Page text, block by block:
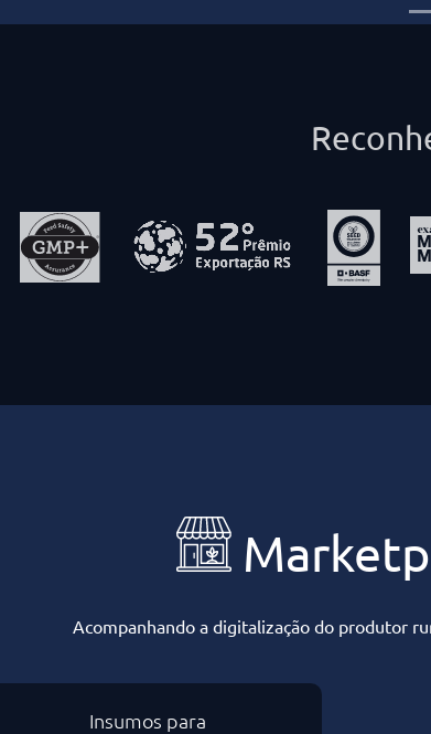
Acompanhando a digitalização do produtor
Insumos para